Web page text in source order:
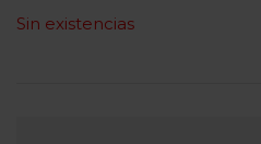
Sin existencias